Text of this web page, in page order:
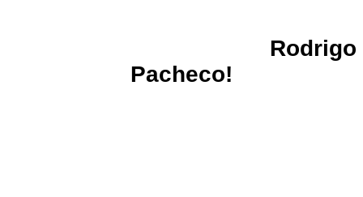
Rodrigo
Pacheco!